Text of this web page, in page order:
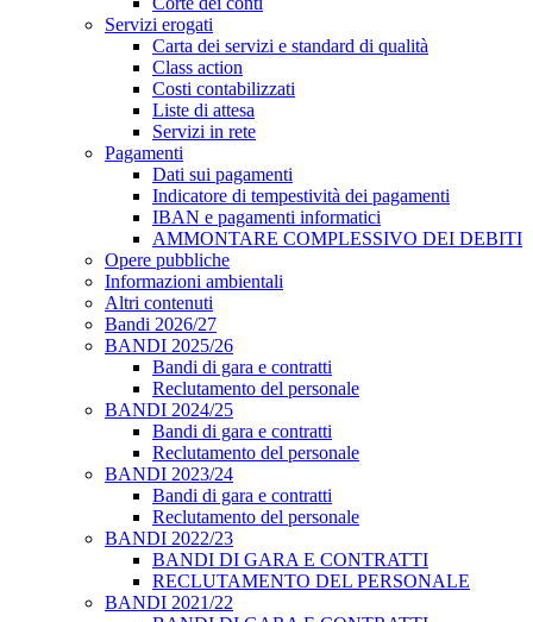
Servizi erogati
Carta dei servizi e standard di qualità
Class action
Costi contabilizzati
Liste di attesa
Servizi in rete
Pagamenti
Dati sui pagamenti
Indicatore di tempestività dei pagamenti
IBAN e pagamenti informatici
AMMONTARE COMPLESSIVO DEI DEBITI
Opere pubbliche
Informazioni ambientali
Altri contenuti
Bandi 2026/27
BANDI 2025/26
Bandi di gara e contratti
Reclutamento del personale
BANDI 2024/25
Bandi di gara e contratti
Reclutamento del personale
BANDI 2023/24
Bandi di gara e contratti
Reclutamento del personale
BANDI 2022/23
BANDI DI GARA E CONTRATTI
RECLUTAMENTO DEL PERSONALE
BANDI 2021/22